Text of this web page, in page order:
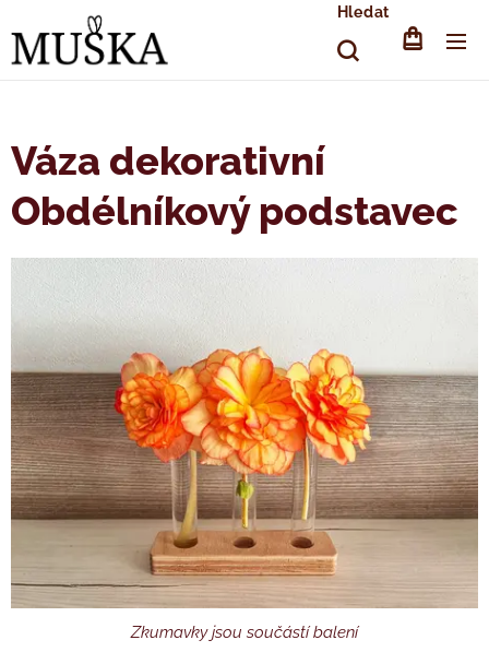
Hledat
Váza dekorativní
Obdélníkový podstavec
Zkumavky jsou součástí balení
Zkumavky jsou součástí balení